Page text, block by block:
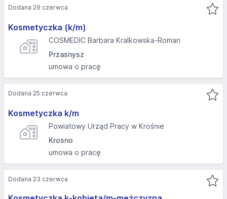
Kosmetyczka (k/m)
COSMEDIC Barbara Kralkowska-Roman
Przasnysz
umowa o pracę
Dodana 29 czerwca
Kosmetyczka k/m
Powiatowy Urząd Pracy w Krośnie
Krosno
umowa o pracę
Dodana 25 czerwca
Dodana 23 czerwca